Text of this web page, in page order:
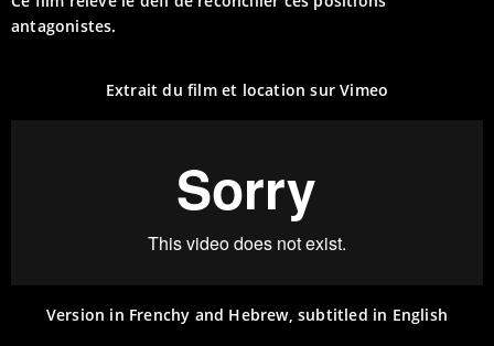
antagonistes.
Extrait du film et location sur Vimeo
Version in Frenchy and Hebrew, subtitled in English